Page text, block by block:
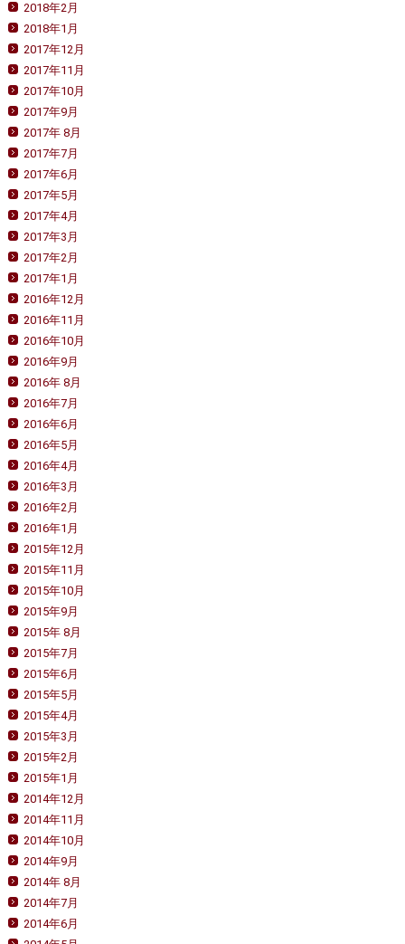
2018年2月
2018年1月
2017年12月
2017年11月
2017年10月
2017年9月
2017年 8月
2017年7月
2017年6月
2017年5月
2017年4月
2017年3月
2017年2月
2017年1月
2016年12月
2016年11月
2016年10月
2016年9月
2016年 8月
2016年7月
2016年6月
2016年5月
2016年4月
2016年3月
2016年2月
2016年1月
2015年12月
2015年11月
2015年10月
2015年9月
2015年 8月
2015年7月
2015年6月
2015年5月
2015年4月
2015年3月
2015年2月
2015年1月
2014年12月
2014年11月
2014年10月
2014年9月
2014年 8月
2014年7月
2014年6月